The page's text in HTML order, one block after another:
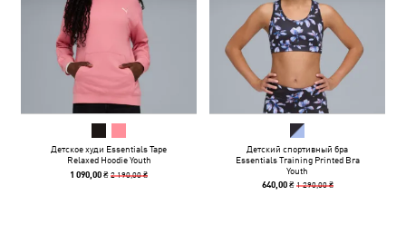
Детское худи Essentials Tape
Relaxed Hoodie Youth
1 090,00 ₴2 190,00 ₴
Детский спортивный бра
Essentials Training Printed Bra
Youth
640,00 ₴ 1 290,00 ₴